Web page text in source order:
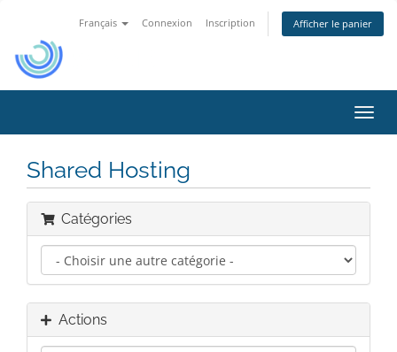
Français Connexion Inscription Afficher le panier
la
Shared Hosting
Catégories
Actions